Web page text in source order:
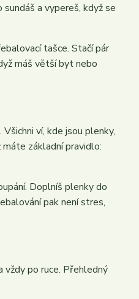
sundáš a vypereš, když se
tašce. Stačí pár
máš větší byt nebo
ví, kde jsou plenky,
základní pravidlo:
Doplníš plenky do
pak není stres,
vždy po ruce. Přehledný